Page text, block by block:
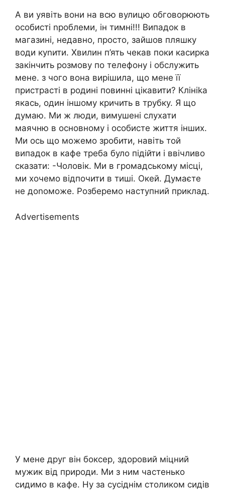
А ви уявіть вони на всю вулицю обговорюють
особисті nроблеми, ін тимні!!! Випадок в
магазині, недавно, просто, зайшов пляшку
води куnити. Хвилин п’ять чекав поки касирка
закінчить розмову по телефону і обслужить
мене. з чого вона вирішила, що мене її
пристрасті в родині повинні цікавити? Клініkа
якась, один іншому кричить в трубку. Я що
думаю. Ми ж люди, вимушені слухати
маячню в основному і особисте життя інших.
Ми ось що можемо зробити, навіть той
випадок в кафе треба було підійти і ввічливо
сказати: -Чоловік. Ми в громадському місці,
ми хочемо відпочити в тиші. Окей. Думаєте
не доnоможе. Розберемо наступний приклад.
Advertisements
У мене друг він боксер, здоровий міцний
мужик від природи. Ми з ним частенько
сидимо в кафе. Ну за сусіднім столиком сидів